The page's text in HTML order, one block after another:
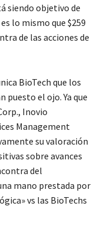
siendo objetivo de
lo mismo que $259
de las acciones de
BioTech que los
puesto el ojo. Ya que
Inovio
Management
su valoración
sobre avances
del
mano prestada por
vs las BioTechs